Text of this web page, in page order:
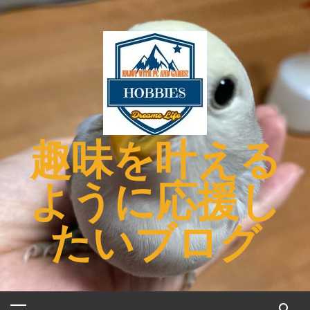
コ
プ
趣味を叶える
ように応援し
たいブログ